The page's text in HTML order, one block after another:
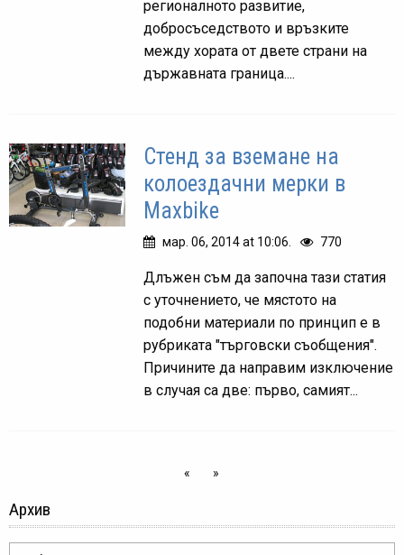
регионалното развитие,
добросъседството и връзките
между хората от двете страни на
държавната граница....
Стенд за вземане на
колоездачни мерки в
Maxbike
мар. 06, 2014 at 10:06. 770
Длъжен съм да започна тази статия
с уточнението, че мястото на
подобни материали по принцип е в
рубриката "търговски съобщения".
Причините да направим изключение
в случая са две: първо, самият...
« »
Архив